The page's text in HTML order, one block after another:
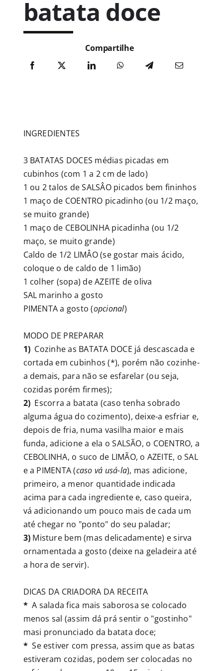
batata doce
Compartilhe
INGREDIENTES
3 BATATAS DOCES médias picadas em
cubinhos (com 1 a 2 cm de lado)
1 ou 2 talos de SALSÂO picados bem fininhos
1 maço de COENTRO picadinho (ou 1/2 maço,
se muito grande)
1 maço de CEBOLINHA picadinha (ou 1/2
maço, se muito grande)
Caldo de 1/2 LIMÂO (se gostar mais ácido,
coloque o de caldo de 1 limão)
1 colher (sopa) de AZEITE de oliva
SAL marinho a gosto
PIMENTA a gosto (opcional)
MODO DE PREPARAR
1) Cozinhe as BATATA DOCE já descascada e
cortada em cubinhos (*), porém não cozinhe-
a demais, para não se esfarelar (ou seja,
cozidas porém firmes);
2) Escorra a batata (caso tenha sobrado
alguma água do cozimento), deixe-a esfriar e,
depois de fria, numa vasilha maior e mais
funda, adicione a ela o SALSÃO, o COENTRO, a
CEBOLINHA, o suco de LIMÃO, o AZEITE, o SAL
e a PIMENTA (caso vá usá-la), mas adicione,
primeiro, a menor quantidade indicada
acima para cada ingrediente e, caso queira,
vá adicionando um pouco mais de cada um
até chegar no "ponto" do seu paladar;
3) Misture bem (mas delicadamente) e sirva
ornamentada a gosto (deixe na geladeira até
a hora de servir).
DICAS DA CRIADORA DA RECEITA
*A salada fica mais saborosa se colocado
menos sal (assim dá prá sentir o "gostinho"
masi pronunciado da batata doce;
*Se estiver com pressa, assim que as batas
estiveram cozidas, podem ser colocadas no